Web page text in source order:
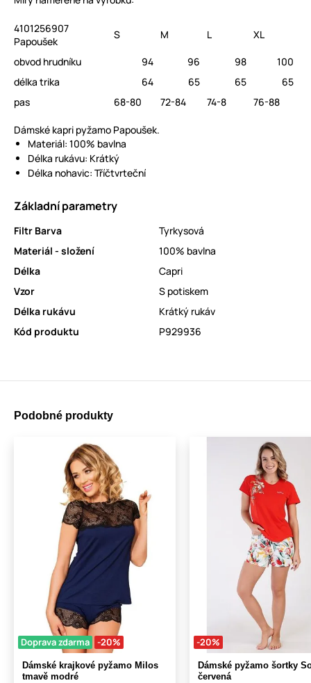
4101256907
Papoušek
S M L XL
obvod hrudníku 94 96 98
100
délka trika
64 65 65
65
pas
68-80 72-84 74-8 76-88
Dámské kapri pyžamo Papoušek.
Materiál: 100% bavlna
Délka rukávu: Krátký
Délka nohavic: Tříčtvrteční
Základní parametry
Filtr Barva
Tyrkysová
Materiál - složení
100% bavlna
Délka
Capri
Vzor
S potiskem
Délka rukávu
Krátký rukáv
Kód produktu
P929936
Podobné produkty
Doprava zdarma -20%
Dámské krajkové pyžamo Milos
tmavě modré
-20%
Dámské pyžamo šortky
červená